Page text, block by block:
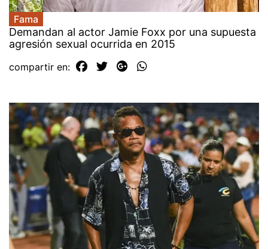
Fama
Demandan al actor Jamie Foxx por una supuesta
agresión sexual ocurrida en 2015
compartir en: